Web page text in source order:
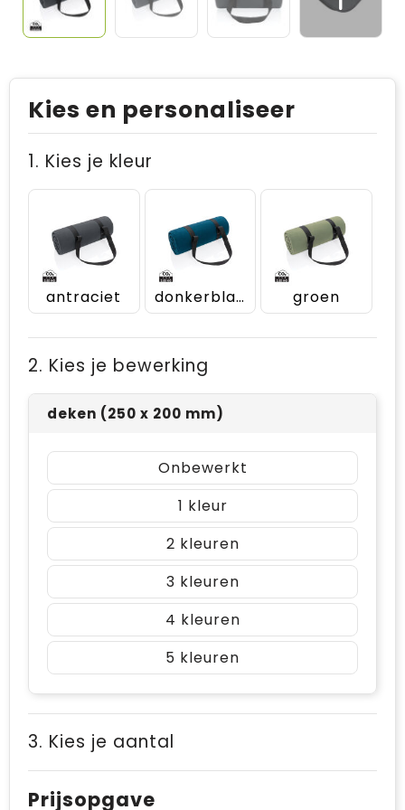
Kies en personaliseer
1. Kies je kleur
antraciet donkerblauw groen
2. Kies je bewerking
deken (250 x 200 mm)
Onbewerkt
1
2
3
4
5
3. Kies je aantal
Prijsopgave